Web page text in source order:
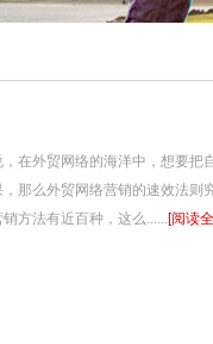
在外贸网络的海洋中，想要
那么外贸网络营销的速效法
方法有近百种，这么......[阅读